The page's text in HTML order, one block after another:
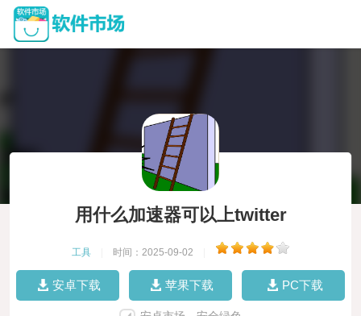
用什么加速器可以上twitter
工具 时间：2025-09-02
安卓下载 苹果下载 PC下载